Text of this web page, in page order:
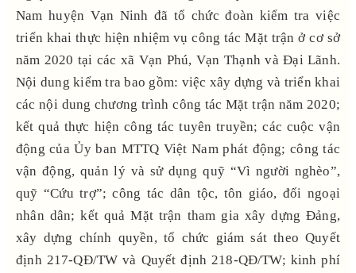
Nam huyện Vạn Ninh đã tổ chức đoàn kiểm tra việc
triển khai thực hiện nhiệm vụ công tác Mặt trận ở cơ sở
năm 2020 tại các xã Vạn Phú, Vạn Thạnh và Đại Lãnh.
Nội dung kiểm tra bao gồm: việc xây dựng và triển khai
các nội dung chương trình công tác Mặt trận năm 2020;
kết quả thực hiện công tác tuyên truyền; các cuộc vận
động của Ủy ban MTTQ Việt Nam phát động; công tác
vận động, quản lý và sử dụng quỹ “Vì người nghèo”,
quỹ “Cứu trợ”; công tác dân tộc, tôn giáo, đối ngoại
nhân dân; kết quả Mặt trận tham gia xây dựng Đảng,
xây dựng chính quyền, tổ chức giám sát theo Quyết
định 217-QĐ/TW và Quyết định 218-QĐ/TW; kinh phí